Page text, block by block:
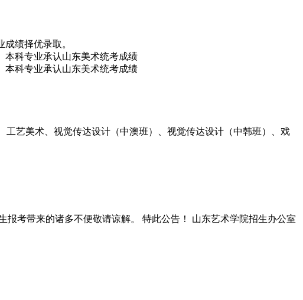
绩择优录取。
艺美术、视觉传达设计（中澳班）、视觉传达设计（中韩班）、戏
考带来的诸多不便敬请谅解。 特此公告！ 山东艺术学院招生办公室